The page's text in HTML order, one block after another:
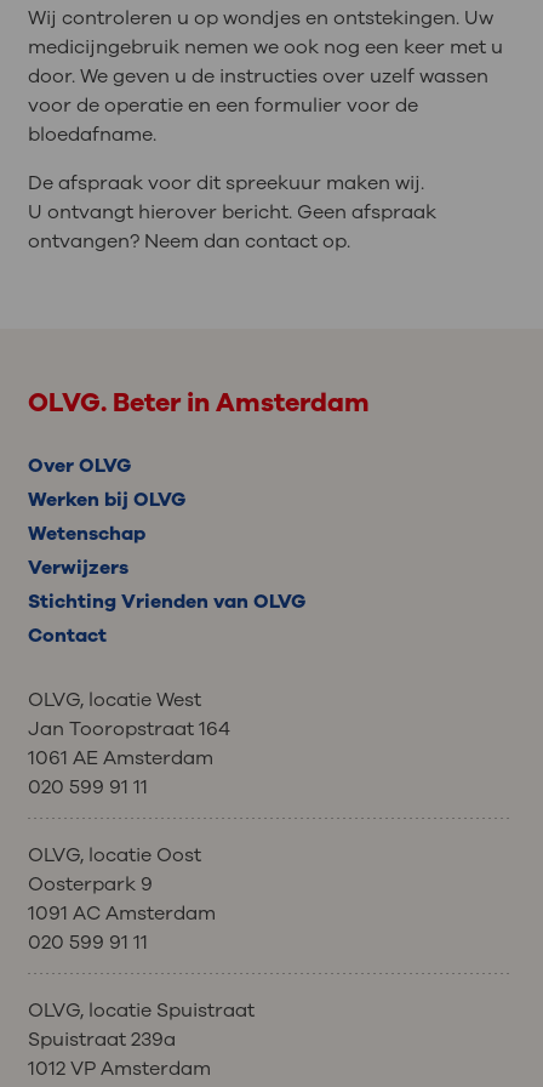
Wij controleren u op wondjes en ontstekingen. Uw
medicijngebruik nemen we ook nog een keer met u
door. We geven u de instructies over uzelf wassen
voor de operatie en een formulier voor de
bloedafname.
De afspraak voor dit spreekuur maken wij.
U ontvangt hierover bericht. Geen afspraak
ontvangen? Neem dan contact op.
OLVG. Beter in Amsterdam
Over OLVG
Werken bij OLVG
Wetenschap
Verwijzers
Stichting Vrienden van OLVG
Contact
OLVG, locatie West
Jan Tooropstraat 164
1061 AE Amsterdam
020 599 91 11
OLVG, locatie Oost
Oosterpark 9
1091 AC Amsterdam
020 599 91 11
OLVG, locatie Spuistraat
Spuistraat 239a
1012 VP Amsterdam